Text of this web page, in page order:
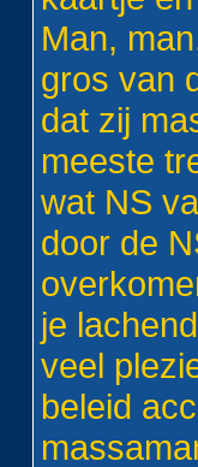
Man,
gros van
dat zij
meeste
wat NS
door de
je
veel
beleid